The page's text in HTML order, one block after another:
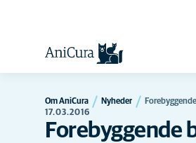
Om AniCura Nyheder
17.03.2016
Forebyggende